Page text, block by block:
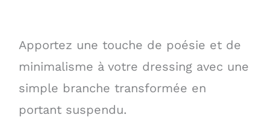
Apportez une touche de poésie et de
minimalisme à votre dressing avec une
simple branche transformée en
portant suspendu.